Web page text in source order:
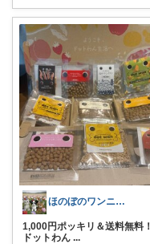
ほのぼのワンニャン日和🐾
1,000円ポッキリ＆送料無料！
ドットわん ...